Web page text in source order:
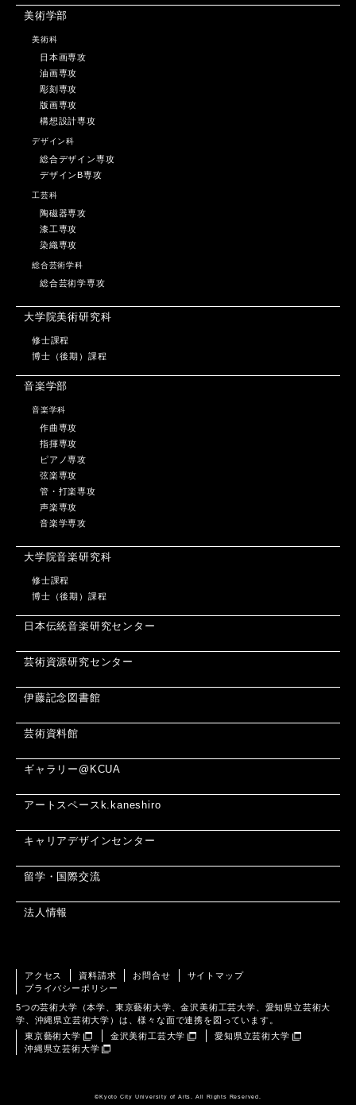
美術学部
美術科
日本画専攻
油画専攻
彫刻専攻
版画専攻
構想設計専攻
デザイン科
総合デザイン専攻
デザインB専攻
工芸科
陶磁器専攻
漆工専攻
染織専攻
総合芸術学科
総合芸術学専攻
大学院美術研究科
修士課程
博士（後期）課程
音楽学部
音楽学科
作曲専攻
指揮専攻
ピアノ専攻
弦楽専攻
管・打楽専攻
声楽専攻
音楽学専攻
大学院音楽研究科
修士課程
博士（後期）課程
日本伝統音楽研究センター
芸術資源研究センター
伊藤記念図書館
芸術資料館
ギャラリー@KCUA
アートスペースk.kaneshiro
キャリアデザインセンター
留学・国際交流
法人情報
アクセス 資料請求 お問合せ
サイトマップ
プライバシーポリシー
5つの芸術大学（本学、東京藝術大学、金沢美術工芸大学、愛知県立芸術大
学、沖縄県立芸術大学）は、様々な面で連携を図っています。
東京藝術大学
金沢美術工芸大学
愛知県立芸術大学
沖縄県立芸術大学
©️Kyoto City University of Arts. All Rights Reserved.